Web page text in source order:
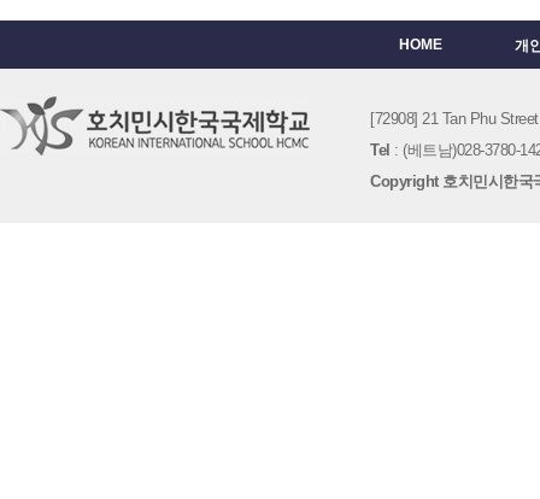
HOME 개
[72908] 21 Tan Phu
Tel : (베트남)028-3780-
Copyright 호치민시한국